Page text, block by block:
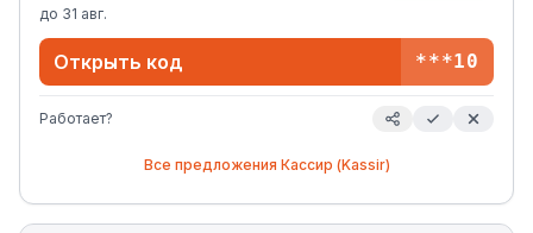
до 31 авг.
Открыть код ***10
Работает?
Все предложения Кассир (Kassir)